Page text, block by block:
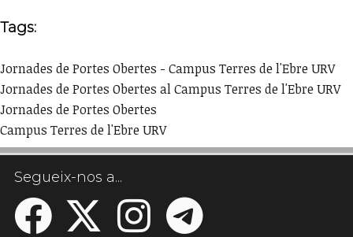
Tags:
Jornades de Portes Obertes - Campus Terres de l'Ebre URV
Jornades de Portes Obertes al Campus Terres de l'Ebre URV
Jornades de Portes Obertes
Campus Terres de l'Ebre URV
Segueix-nos a...